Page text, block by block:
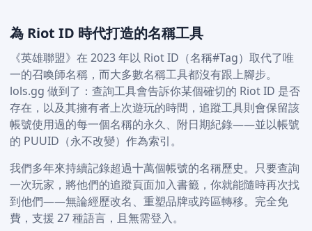
為 Riot ID 時代打造的名稱工具
《英雄聯盟》在 2023 年以 Riot ID（名稱#Tag）取代了唯
一的召喚師名稱，而大多數名稱工具都沒有跟上腳步。
lols.gg 做到了：查詢工具會告訴你某個確切的 Riot ID 是否
存在，以及其擁有者上次遊玩的時間，追蹤工具則會保留該
帳號使用過的每一個名稱的永久、附日期紀錄——並以帳號
的 PUUID（永不改變）作為索引。
我們多年來持續記錄超過十萬個帳號的名稱歷史。只要查詢
一次玩家，將他們的追蹤頁面加入書籤，你就能隨時再次找
到他們——無論經歷改名、重塑品牌或跨區轉移。完全免
費，支援 27 種語言，且無需登入。